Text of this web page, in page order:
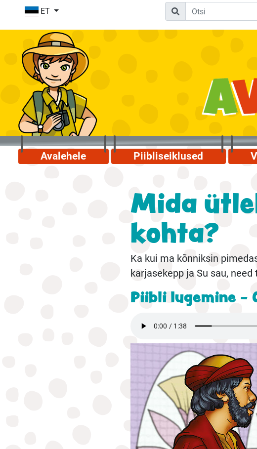
ET
Avalehele Piibliseiklused
Mida
kohta?
Ka kui ma kõnniksin
karjasekepp ja Su sau,
Piibli lugemine -